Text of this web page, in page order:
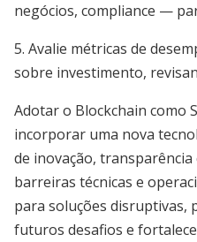
negócios, compliance —
5. Avalie métricas de
sobre investimento,
Adotar o Blockchain como
incorporar uma nova
de inovação,
barreiras técnicas e
para soluções disruptivas,
futuros desafios e